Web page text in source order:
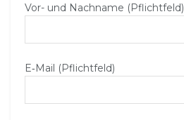
Vor- und Nachname (Pflichtfeld)
E‑Mail (Pflichtfeld)